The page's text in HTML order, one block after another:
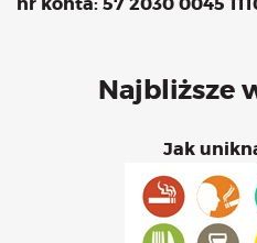
Najbliższe
Jak